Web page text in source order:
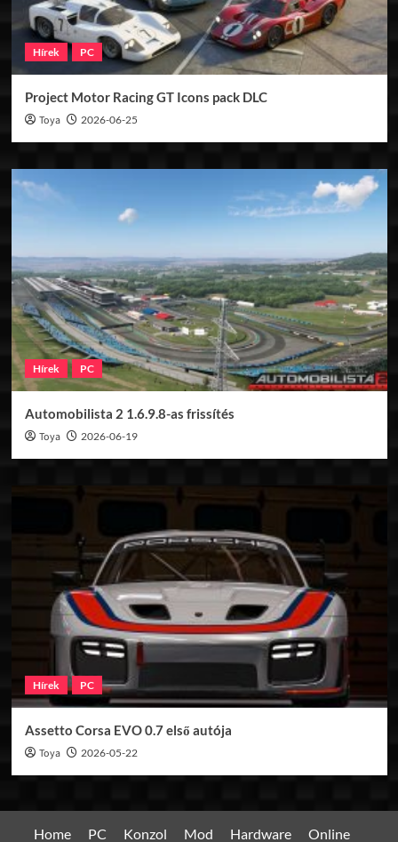
Hírek PC
Project Motor Racing GT Icons pack DLC
Toya 2026-06-25
Hírek PC
Automobilista 2 1.6.9.8-as frissítés
Toya 2026-06-19
Hírek PC
Assetto Corsa EVO 0.7 első autója
Toya 2026-05-22
Home PC Konzol Mod Hardware Online